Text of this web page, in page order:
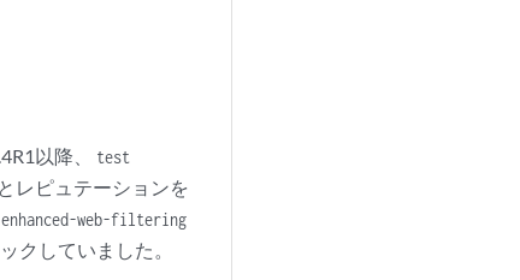
以降、 test
レピュテーションを
web-filtering
クしていました。